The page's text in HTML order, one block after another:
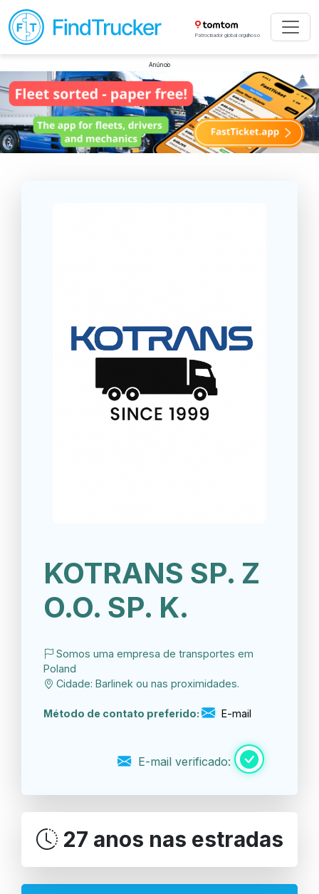
Patrocinador global orgulhoso
Anúncio
KOTRANS SP. Z
O.O. SP. K.
Somos uma empresa de transportes em
Poland
Cidade: Barlinek ou nas proximidades.
Método de contato preferido: E-mail
E-mail verificado:
27 anos nas estradas